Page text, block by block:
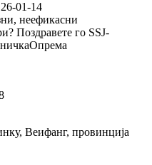
01-14
неефикасни
Поздравете го SSJ-
Веифанг, провинција